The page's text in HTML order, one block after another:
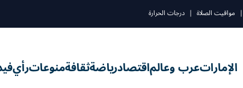
| مواقيت الصلاة | درجات الحرارة
الإماراتعرب وعالماقتصادرياضةثقافةمنوعاترأي